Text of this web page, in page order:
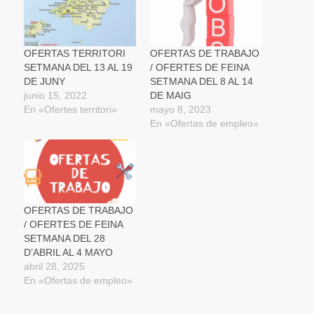
ventana
nueva)
ventana
nueva)
ventana un
amigo
(Se
en
una
ventana
nueva)
OFERTAS TERRITORI
SETMANA DEL 13 AL 19
DE JUNY
junio 15, 2022
En «Ofertes territori»
OFERTAS DE TRABAJO
/ OFERTES DE FEINA
SETMANA DEL 8 AL 14
DE MAIG
mayo 8, 2023
En «Ofertas de empleo»
OFERTAS DE TRABAJO
/ OFERTES DE FEINA
SETMANA DEL 28
D’ABRIL AL 4 MAYO
abril 28, 2025
En «Ofertas de empleo»